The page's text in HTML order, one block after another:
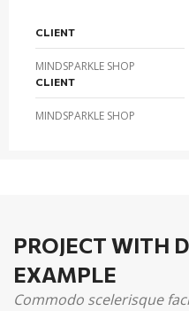
CLIENT
MINDSPARKLE SHOP
CLIENT
MINDSPARKLE SHOP
PROJECT WITH
EXAMPLE
Commodo scelerisque